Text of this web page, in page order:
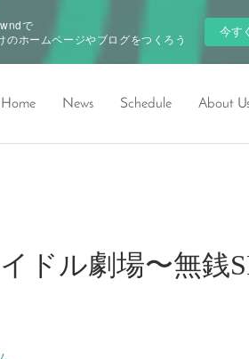
で
のホームページやブログをつくろう
今す
Home News Schedule About
ドル劇場〜無銭